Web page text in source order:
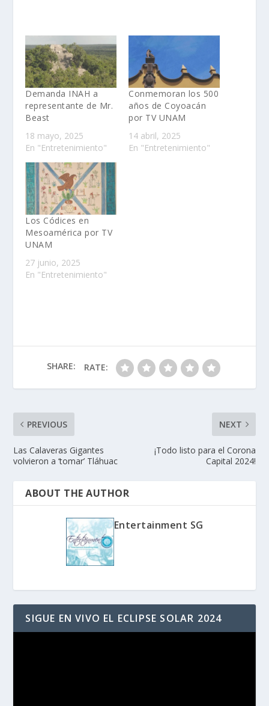
Demanda INAH a
representante de Mr.
Beast
18 mayo, 2025
En "Entretenimiento"
Conmemoran los 500
años de Coyoacán
por TV UNAM
14 abril, 2025
En "Entretenimiento"
Los Códices en
Mesoamérica por TV
UNAM
27 junio, 2025
En "Entretenimiento"
SHARE: RATE:
PREVIOUS
Las Calaveras Gigantes
volvieron a ‘tomar’ Tláhuac
NEXT
¡Todo listo para el Corona
Capital 2024!
ABOUT THE AUTHOR
Entertainment SG
SIGUE EN VIVO EL ECLIPSE SOLAR 2024